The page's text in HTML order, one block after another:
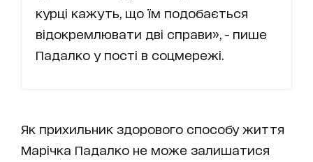
курці кажуть, що їм подобається
відокремлювати дві справи», - пише
Падалко у пості в соцмережі.
Як прихильник здорового способу життя
Марічка Падалко не може залишатися